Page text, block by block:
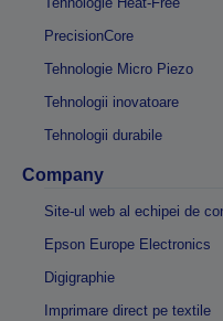
PrecisionCore
Tehnologie Micro Piezo
Tehnologii inovatoare
Tehnologii durabile
Company
Site-ul web al echipei de
Epson Europe Electronics
Digigraphie
Imprimare direct pe textile